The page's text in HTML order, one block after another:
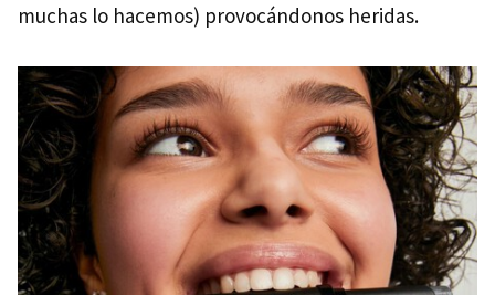
muchas lo hacemos) provocándonos heridas.